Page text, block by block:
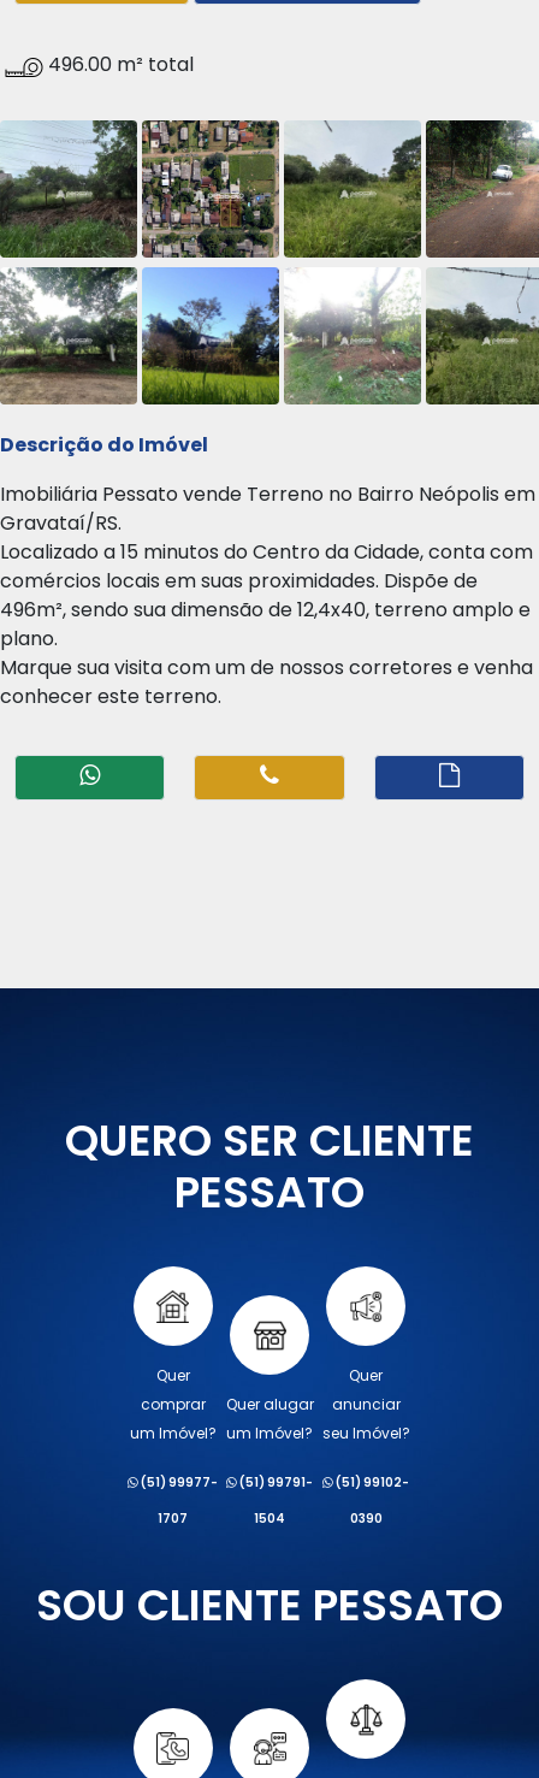
496.00 m² total
Descrição do Imóvel
Imobiliária Pessato vende Terreno no Bairro Neópolis em
Gravataí/RS.
Localizado a 15 minutos do Centro da Cidade, conta com
comércios locais em suas proximidades. Dispõe de
496m², sendo sua dimensão de 12,4x40, terreno amplo e
plano.
Marque sua visita com um de nossos corretores e venha
conhecer este terreno.
QUERO SER CLIENTE
PESSATO
Quer
comprar
um Imóvel?
(51) 99977-
1707
Quer alugar
um Imóvel?
(51) 99791-
1504
Quer
anunciar
seu Imóvel?
(51) 99102-
0390
SOU CLIENTE PESSATO